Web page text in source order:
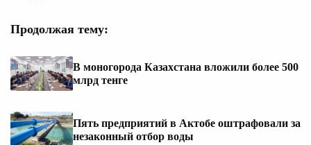
Продолжая тему:
В моногорода Казахстана вложили более 500
млрд тенге
Пять предприятий в Актобе оштрафовали за
незаконный отбор воды